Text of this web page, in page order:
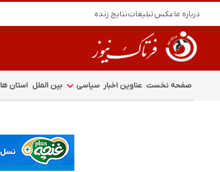
درباره ماعکستبلیغاتنتایج زنده
صفحه نخست عناوین اخبار سیاسی بین الملل استان ها